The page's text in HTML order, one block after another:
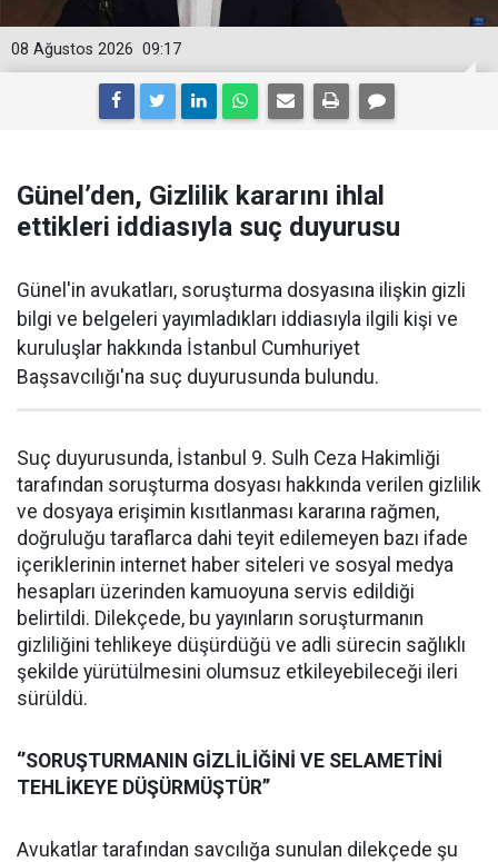
09:17
08 Ağustos 2026
Günel’den, Gizlilik kararını ihlal
ettikleri iddiasıyla suç duyurusu
Günel'in avukatları, soruşturma dosyasına ilişkin gizli
bilgi ve belgeleri yayımladıkları iddiasıyla ilgili kişi ve
kuruluşlar hakkında İstanbul Cumhuriyet
Başsavcılığı'na suç duyurusunda bulundu.
Suç duyurusunda, İstanbul 9. Sulh Ceza Hakimliği
tarafından soruşturma dosyası hakkında verilen gizlilik
ve dosyaya erişimin kısıtlanması kararına rağmen,
doğruluğu taraflarca dahi teyit edilemeyen bazı ifade
içeriklerinin internet haber siteleri ve sosyal medya
hesapları üzerinden kamuoyuna servis edildiği
belirtildi. Dilekçede, bu yayınların soruşturmanın
gizliliğini tehlikeye düşürdüğü ve adli sürecin sağlıklı
şekilde yürütülmesini olumsuz etkileyebileceği ileri
sürüldü.
‘’SORUŞTURMANIN GİZLİLİĞİNİ VE SELAMETİNİ
TEHLİKEYE DÜŞÜRMÜŞTÜR’’
Avukatlar tarafından savcılığa sunulan dilekçede şu